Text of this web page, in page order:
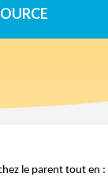
le parent tout en :